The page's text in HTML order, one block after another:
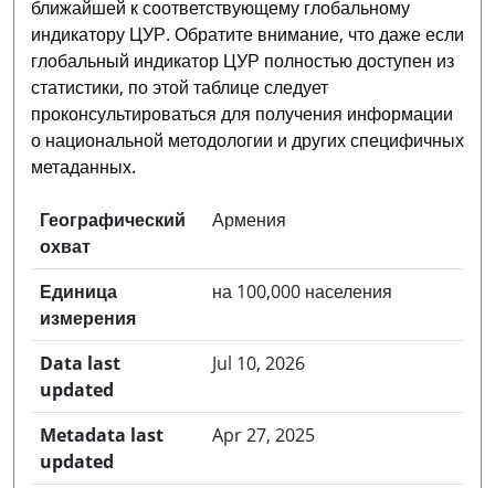
ближайшей к соответствующему глобальному
индикатору ЦУР. Обратите внимание, что даже если
глобальный индикатор ЦУР полностью доступен из
статистики, по этой таблице следует
проконсультироваться для получения информации
о национальной методологии и других специфичных
метаданных.
Географический
охват
Армения
Единица
измерения
на 100,000 населения
Data last
updated
Jul 10, 2026
Metadata last
updated
Apr 27, 2025